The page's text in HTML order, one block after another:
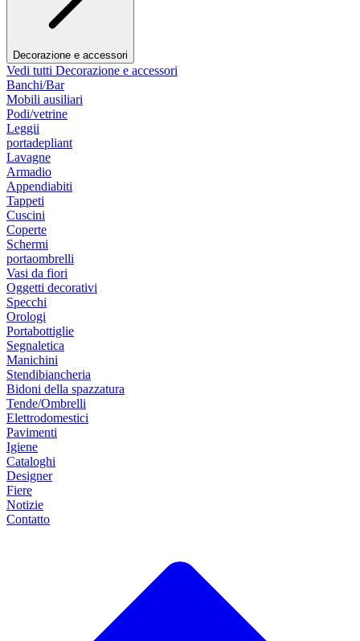
Decorazione e accessori
Vedi tutti Decorazione e accessori
Banchi/Bar
Mobili ausiliari
Podi/vetrine
Leggii
portadepliant
Lavagne
Armadio
Appendiabiti
Tappeti
Cuscini
Coperte
Schermi
portaombrelli
Vasi da fiori
Oggetti decorativi
Specchi
Orologi
Portabottiglie
Segnaletica
Manichini
Stendibiancheria
Bidoni della spazzatura
Tende/Ombrelli
Elettrodomestici
Pavimenti
Igiene
Cataloghi
Designer
Fiere
Notizie
Contatto